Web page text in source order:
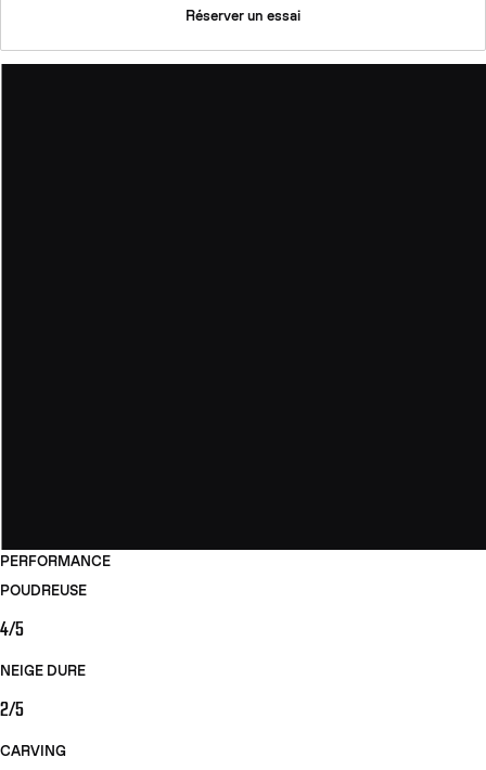
Réserver un essai
PERFORMANCE
POUDREUSE
4/5
NEIGE DURE
2/5
CARVING